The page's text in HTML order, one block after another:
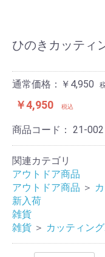
ひのきカッティ
通常価格：￥4,950
￥4,950 税込
商品コード： 21-002
関連カテゴリ
アウトドア商品
アウトドア商品 ＞
新入荷
雑貨
雑貨 ＞ カッティン